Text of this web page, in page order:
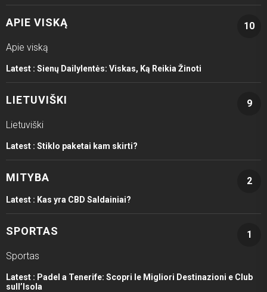
APIE VISKĄ
10
Apie viską
Latest : Sienų Dailylentės: Viskas, Ką Reikia Žinoti
LIETUVIŠKI
9
Lietuviški
Latest : Stiklo paketai kam skirti?
MITYBA 2
Latest : Kas yra CBD Saldainiai?
SPORTAS
1
Sportas
Latest : Padel a Tenerife: Scopri le Migliori Destinazioni e Club
sull’Isola